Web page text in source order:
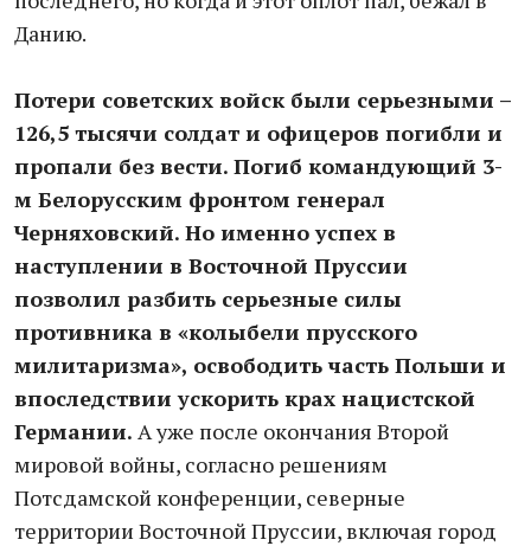
Данию.
Потери советских войск были серьезными –
126,5 тысячи солдат и офицеров погибли и
пропали без вести. Погиб командующий 3-
м Белорусским фронтом генерал
Черняховский. Но именно успех в
наступлении в Восточной Пруссии
позволил разбить серьезные силы
противника в «колыбели прусского
милитаризма», освободить часть Польши и
впоследствии ускорить крах нацистской
Германии. А уже после окончания Второй
мировой войны, согласно решениям
Потсдамской конференции, северные
территории Восточной Пруссии, включая город